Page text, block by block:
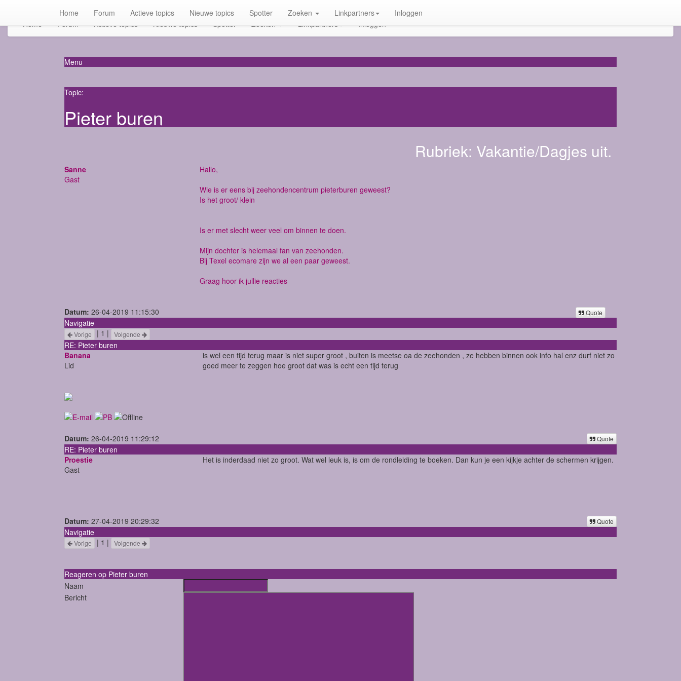
Home Forum Actieve topics Nieuwe topics Spotter Zoeken Linkpartners Inloggen
Home Forum Actieve topics Nieuwe topics Spotter Zoeken Linkpartners Inloggen
Menu
Topic:
Pieter buren
Rubriek: Vakantie/Dagjes uit.
Sanne
Gast
Hallo,
Wie is er eens bij zeehondencentrum pieterburen geweest?
Is het groot/ klein
Is er met slecht weer veel om binnen te doen.
Mijn dochter is helemaal fan van zeehonden.
Bij Texel ecomare zijn we al een paar geweest.
Graag hoor ik jullie reacties
Datum: 26-04-2019 11:15:30 Quote
Navigatie
Vorige | 1 | Volgende
RE: Pieter buren
Banana
Lid
is wel een tijd terug maar is niet super groot , buiten is meetse oa de zeehonden , ze hebben binnen ook info hal enz durf niet zo
goed meer te zeggen hoe groot dat was is echt een tijd terug
Datum: 26-04-2019 11:29:12 Quote
RE: Pieter buren
Proestie
Gast
Het is inderdaad niet zo groot. Wat wel leuk is, is om de rondleiding te boeken. Dan kun je een kijkje achter de schermen krijgen.
Datum: 27-04-2019 20:29:32 Quote
Navigatie
Vorige | 1 | Volgende
Reageren op Pieter buren
Naam
Bericht